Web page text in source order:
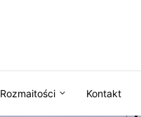
Rozmaitości Kontakt